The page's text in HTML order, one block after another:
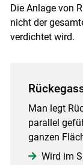
Die Anlage von
nicht der
verdichtet wird.
Man legt
parallel
ganzen
Wird im